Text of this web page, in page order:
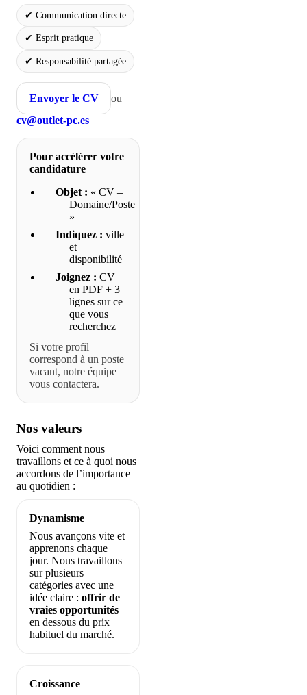
✔ Communication directe
✔ Esprit pratique
✔ Responsabilité partagée
Envoyer le CV
ou
cv@outlet-pc.es
Pour accélérer votre
candidature
Objet : « CV –
Domaine/Poste
»
Indiquez : ville
et
disponibilité
Joignez : CV
en PDF + 3
lignes sur ce
que vous
recherchez
Si votre profil
correspond à un poste
vacant, notre équipe
vous contactera.
Nos valeurs
Voici comment nous
travaillons et ce à quoi nous
accordons de l’importance
au quotidien :
Dynamisme
Nous avançons vite et
apprenons chaque
jour. Nous travaillons
sur plusieurs
catégories avec une
idée claire : offrir de
vraies opportunités
en dessous du prix
habituel du marché.
Croissance